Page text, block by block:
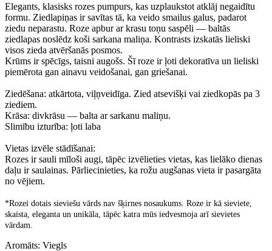
Elegants, klasisks rozes pumpurs, kas uzplaukstot atklāj negaidītu
formu. Ziedlapiņas ir savītas tā, ka veido smailus galus, padarot
ziedu neparastu. Roze apbur ar krasu toņu saspēli — baltās
ziedlapas noslēdz koši sarkana maliņa. Kontrasts izskatās lieliski
visos zieda atvēršanās posmos.
Krūms ir spēcīgs, taisni augošs. Šī roze ir ļoti dekoratīva un lieliski
piemērota gan ainavu veidošanai, gan griešanai.
Ziedēšana: atkārtota, viļņveidīga. Zied atsevišķi vai ziedkopās pa 3
ziediem.
Krāsa: divkrāsu — balta ar sarkanu maliņu.
Slimību izturība: ļoti laba
Vietas izvēle stādīšanai:
Rozes ir sauli mīloši augi, tāpēc izvēlieties vietas, kas lielāko dienas
daļu ir saulainas. Pārliecinieties, ka rožu augšanas vieta ir pasargāta
no vējiem.
*Rozei dotais sieviešu vārds nav šķirnes nosaukums. Roze ir kā sieviete,
skaista, eleganta un unikāla, tāpēc katra mūs iedvesmoja arī sievietes
vārdam.
Aromāts: Viegls